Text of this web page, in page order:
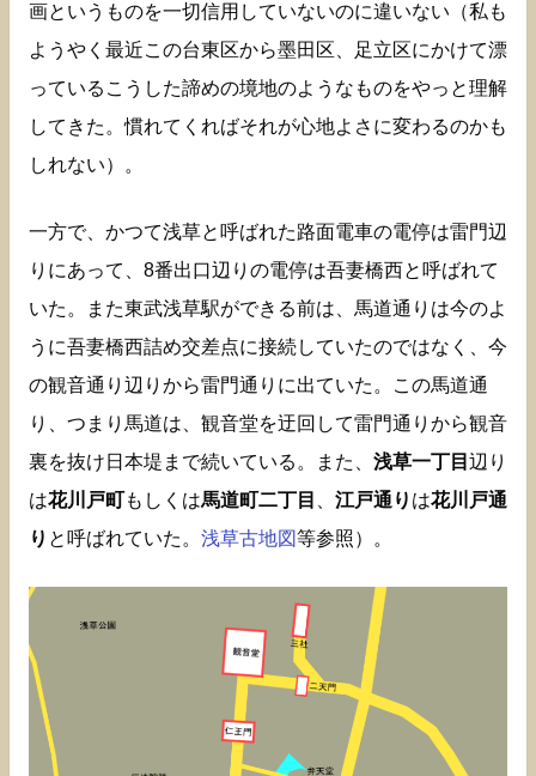
画というものを一切信用していないのに違いない（私も
ようやく最近この台東区から墨田区、足立区にかけて漂
っているこうした諦めの境地のようなものをやっと理解
してきた。慣れてくればそれが心地よさに変わるのかも
しれない）。
一方で、かつて浅草と呼ばれた路面電車の電停は雷門辺
りにあって、8番出口辺りの電停は吾妻橋西と呼ばれて
いた。また東武浅草駅ができる前は、馬道通りは今のよ
うに吾妻橋西詰め交差点に接続していたのではなく、今
の観音通り辺りから雷門通りに出ていた。この馬道通
り、つまり馬道は、観音堂を迂回して雷門通りから観音
裏を抜け日本堤まで続いている。また、 浅草一丁目 辺り
は花川戸町もしくは馬道町二丁目 江戸通り は花川戸通
り と呼ばれていた。 浅草古地図等参照）。